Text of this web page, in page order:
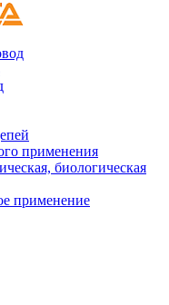
применения
биологическая
применение